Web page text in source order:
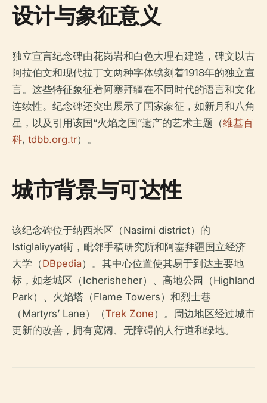
设计与象征意义
独立宣言纪念碑由花岗岩和白色大理石建造，碑文以古
阿拉伯文和现代拉丁文两种字体镌刻着1918年的独立宣
言。这些特征象征着阿塞拜疆在不同时代的语言和文化
连续性。纪念碑还突出展示了国家象征，如新月和八角
星，以及引用该国“火焰之国”遗产的艺术主题（维基百
科, tdbb.org.tr）。
城市背景与可达性
该纪念碑位于纳西米区（Nasimi district）的
Istiglaliyyat街，毗邻手稿研究所和阿塞拜疆国立经济
大学（DBpedia）。其中心位置使其易于到达主要地
标，如老城区（Icherisheher）、高地公园（Highland
Park）、火焰塔（Flame Towers）和烈士巷
（Martyrs’ Lane）（Trek Zone）。周边地区经过城市
更新的改善，拥有宽阔、无障碍的人行道和绿地。